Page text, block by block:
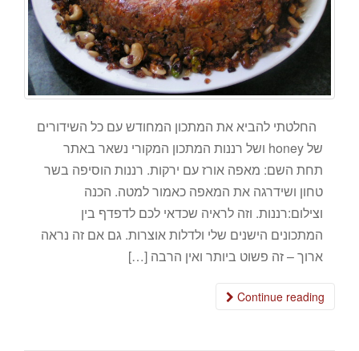
החלטתי להביא את המתכון המחודש עם כל השידורים
של honey ושל רננות המתכון המקורי נשאר באתר
תחת השם: מאפה אורז עם ירקות. רננות הוסיפה בשר
טחון ושידרגה את המאפה כאמור למטה. הכנה
וצילום:רננות. וזה לראיה שכדאי לכם לדפדף בין
המתכונים הישנים שלי ולדלות אוצרות. גם אם זה נראה
ארוך – זה פשוט ביותר ואין הרבה […]
Continue reading